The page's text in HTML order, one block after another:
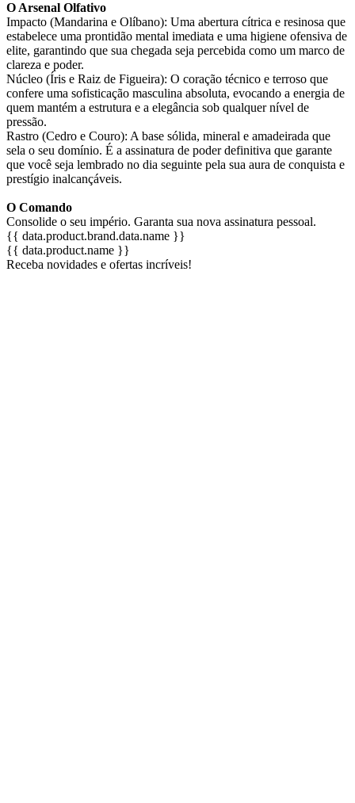
O Arsenal Olfativo
Impacto (Mandarina e Olíbano): Uma abertura cítrica e resinosa que
estabelece uma prontidão mental imediata e uma higiene ofensiva de
elite, garantindo que sua chegada seja percebida como um marco de
clareza e poder.
Núcleo (Íris e Raiz de Figueira): O coração técnico e terroso que
confere uma sofisticação masculina absoluta, evocando a energia de
quem mantém a estrutura e a elegância sob qualquer nível de
pressão.
Rastro (Cedro e Couro): A base sólida, mineral e amadeirada que
sela o seu domínio. É a assinatura de poder definitiva que garante
que você seja lembrado no dia seguinte pela sua aura de conquista e
prestígio inalcançáveis.
O Comando
Consolide o seu império. Garanta sua nova assinatura pessoal.
{{ data.product.brand.data.name }}
{{ data.product.name }}
Receba novidades e ofertas incríveis!